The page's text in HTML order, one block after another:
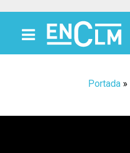
Portada»